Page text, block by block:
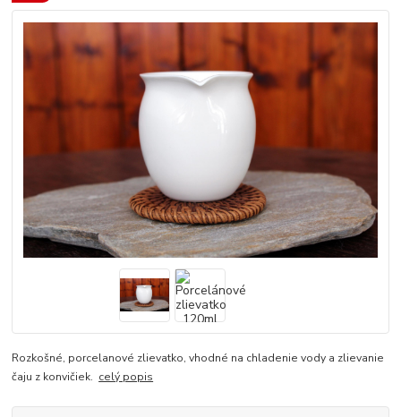
Rozkošné, porcelanové zlievatko, vhodné na chladenie vody a zlievanie
čaju z konvičiek. celý popis